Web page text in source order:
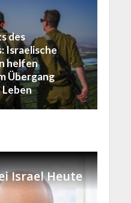
des
Israelische
helfen
Übergang
Leben
Israel Heute